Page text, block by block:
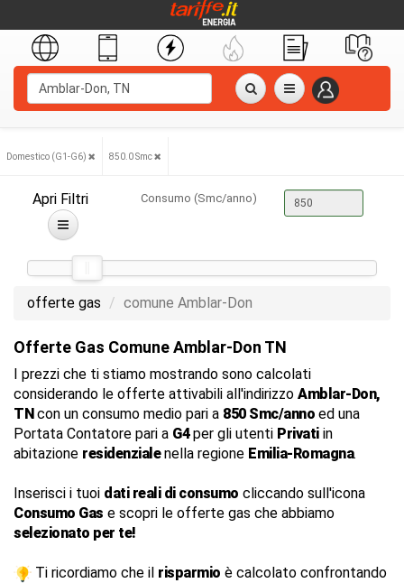
Domestico (G1-G6) 850.0 Smc
Apri Filtri Consumo (Smc/anno)
offerte gas comune Amblar-Don
Offerte Gas Comune Amblar-Don TN
I prezzi che ti stiamo mostrando sono calcolati
considerando le offerte attivabili all'indirizzo Amblar-Don,
TNcon un consumo medio pari a 850 Smc/anno ed una
Portata Contatore pari a G4per gli utenti Privatiin
abitazione residenzialenella regione Emilia-Romagna.
Inserisci i tuoi dati reali di consumo cliccando sull'icona
Consumo Gas e scopri le offerte gas che abbiamo
selezionato per te!
Ti ricordiamo che il risparmio è calcolato confrontando